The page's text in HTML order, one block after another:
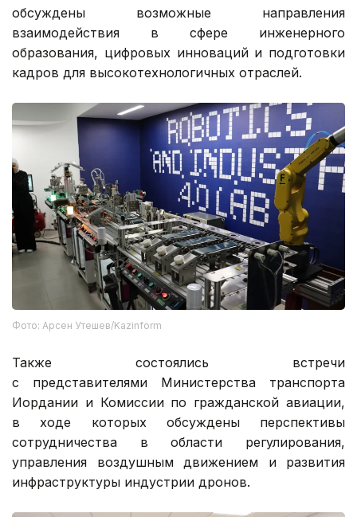
обсуждены возможные направления
взаимодействия в сфере инженерного
образования, цифровых инноваций и подготовки
кадров для высокотехнологичных отраслей.
Фото: Арсен Утешев/Kazinform
Также состоялись встречи
с представителями Министерства транспорта
Иордании и Комиссии по гражданской авиации,
в ходе которых обсуждены перспективы
сотрудничества в области регулирования,
управления воздушным движением и развития
инфраструктуры индустрии дронов.